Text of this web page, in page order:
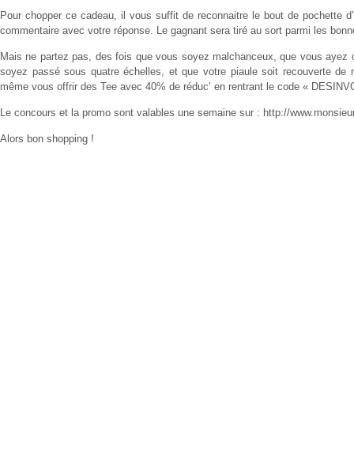
Pour chopper ce cadeau, il vous suffit de reconnaitre le bout de pochette
commentaire avec votre réponse. Le gagnant sera tiré au sort parmi les
Mais ne partez pas, des fois que vous soyez malchanceux, que vous ayez
soyez passé sous quatre échelles, et que votre piaule soit recouverte de
même vous offrir des Tee avec 40% de réduc’ en rentrant le code «
Le concours et la promo sont valables une semaine sur : http://
Alors bon shopping !